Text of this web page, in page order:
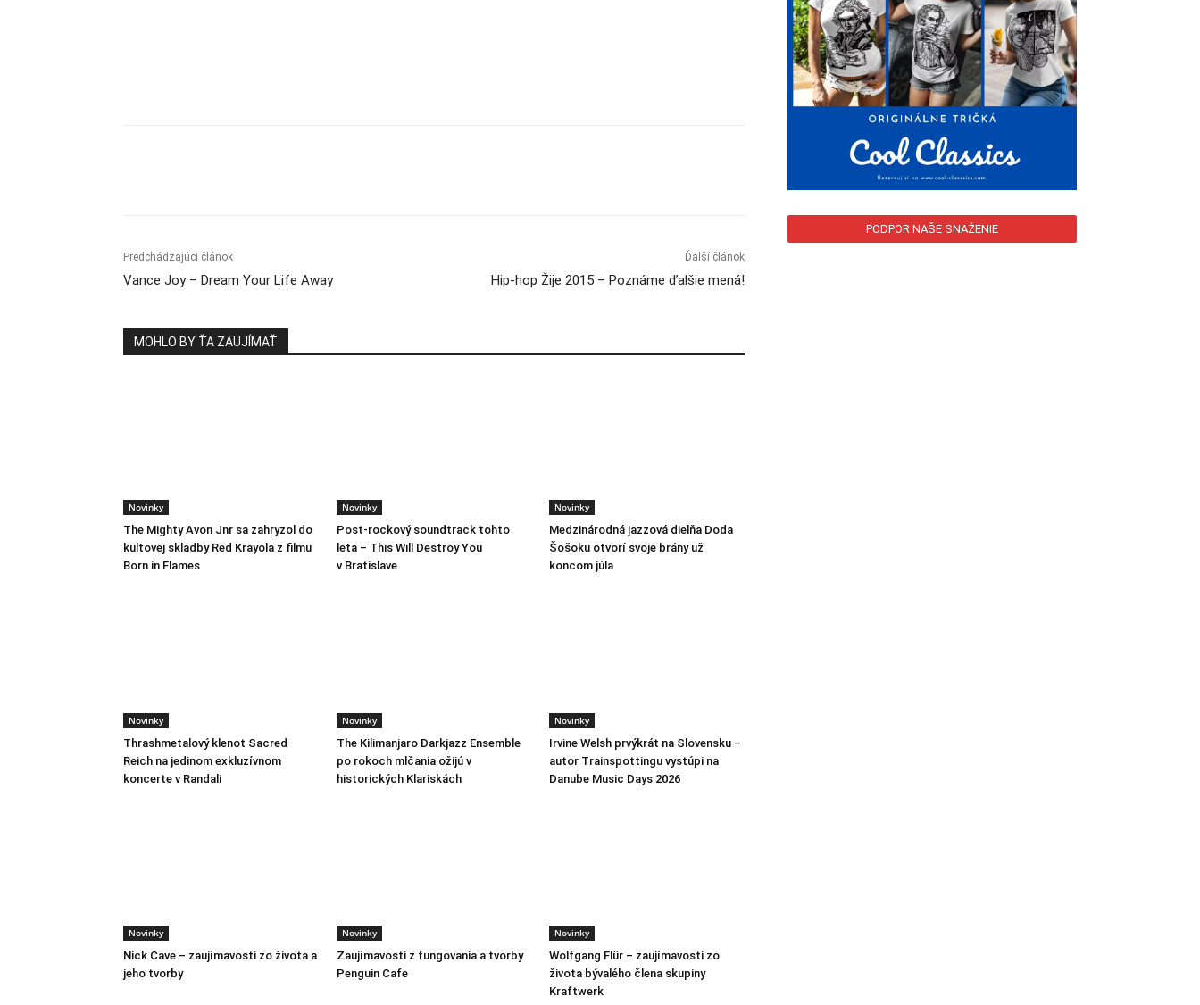
Predchádzajúci článok
Vance Joy – Dream Your Life Away
Ďalší článok
Hip-hop Žije 2015 – Poznáme ďalšie mená!
MOHLO BY ŤA ZAUJÍMAŤ
Novinky
The Mighty Avon Jnr sa zahryzol do
kultovej skladby Red Krayola z filmu
Born in Flames
Novinky
Post-rockový soundtrack tohto
leta – This Will Destroy You
v Bratislave
Novinky
Medzinárodná jazzová dielňa Doda
Šošoku otvorí svoje brány už
koncom júla
Novinky
Thrashmetalový klenot Sacred
Reich na jedinom exkluzívnom
koncerte v Randali
Novinky
The Kilimanjaro Darkjazz Ensemble
po rokoch mlčania ožijú v
historických Klariskách
Novinky
Irvine Welsh prvýkrát na Slovensku –
autor Trainspottingu vystúpi na
Danube Music Days 2026
Novinky
Nick Cave – zaujímavosti zo života a
jeho tvorby
Novinky
Zaujímavosti z fungovania a tvorby
Penguin Cafe
Novinky
Wolfgang Flür – zaujímavosti zo
života bývalého člena skupiny
Kraftwerk
PODPOR NAŠE SNAŽENIE